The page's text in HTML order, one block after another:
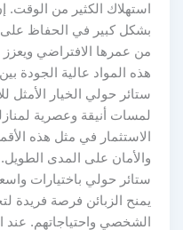
استهلاك الكثير من الوقت.
بشكل كبير في الحفاظ على
من عمرها الافتراضي ويعزز
هذه المواد عالية الجودة بين
ستائر حولي الخيار الأمثل
لمسات أنيقة وعصرية
الاستثمار في مثل هذه
والأمان على المدى الطويل.
ستائر حولي باختيارات واسعة
يمنح الزبائن فرصة فريدة
الشخصي واحتياجاتهم. عند